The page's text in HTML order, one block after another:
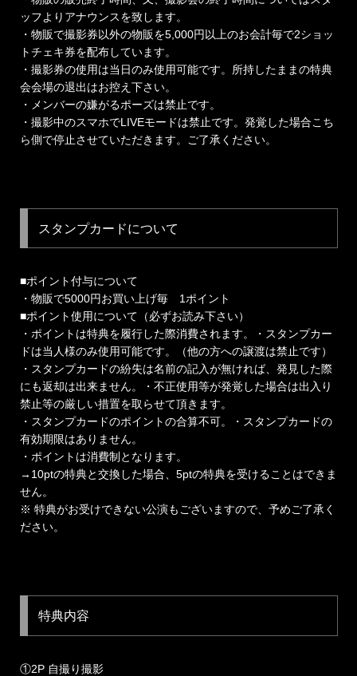
ッフよりアナウンスを致します。
・物販で撮影券以外の物販を5,000円以上のお会計毎で2ショッ
トチェキ券を配布しています。
・撮影券の使用は当日のみ使用可能です。所持したままの特典
会会場の退出はお控え下さい。
・メンバーの嫌がるポーズは禁止です。
・撮影中のスマホでLIVEモードは禁止です。発覚した場合こち
ら側で停止させていただきます。ご了承ください。
スタンプカードについて
■ポイント付与について
・物販で5000円お買い上げ毎 1ポイント
■ポイント使用について（必ずお読み下さい）
・ポイントは特典を履行した際消費されます。・スタンプカー
ドは当人様のみ使用可能です。（他の方への譲渡は禁止です）
・スタンプカードの紛失は名前の記入が無ければ、発見した際
にも返却は出来ません。・不正使用等が発覚した場合は出入り
禁止等の厳しい措置を取らせて頂きます。
・スタンプカードのポイントの合算不可。・スタンプカードの
有効期限はありません。
・ポイントは消費制となります。
→10ptの特典と交換した場合、5ptの特典を受けることはできま
せん。
※ 特典がお受けできない公演もございますので、予めご了承く
ださい。
特典内容
①2P 自撮り撮影